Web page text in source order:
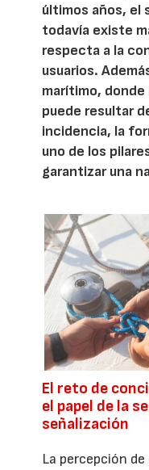
últimos años, el
todavía existe
respecta a la
usuarios.
marítimo,
puede resultar
incidencia, la
uno de los
garantizar una
El reto de
el papel de la
señalización
La percepción